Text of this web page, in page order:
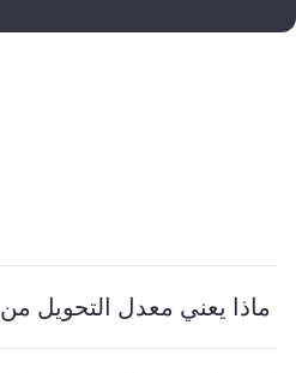
ماذا يعني معدل التحويل من XMR إلى SUSHI؟